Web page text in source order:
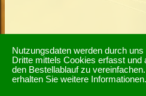
Nutzungsdaten werden durch
Dritte mittels Cookies erfasst und
den Bestellablauf zu
erhalten Sie weitere Informationen.